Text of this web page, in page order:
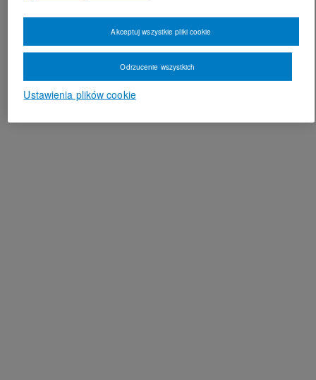
Ustawienia plików cookie
Odrzucenie wszystkich
Akceptuj wszystkie pliki cookie